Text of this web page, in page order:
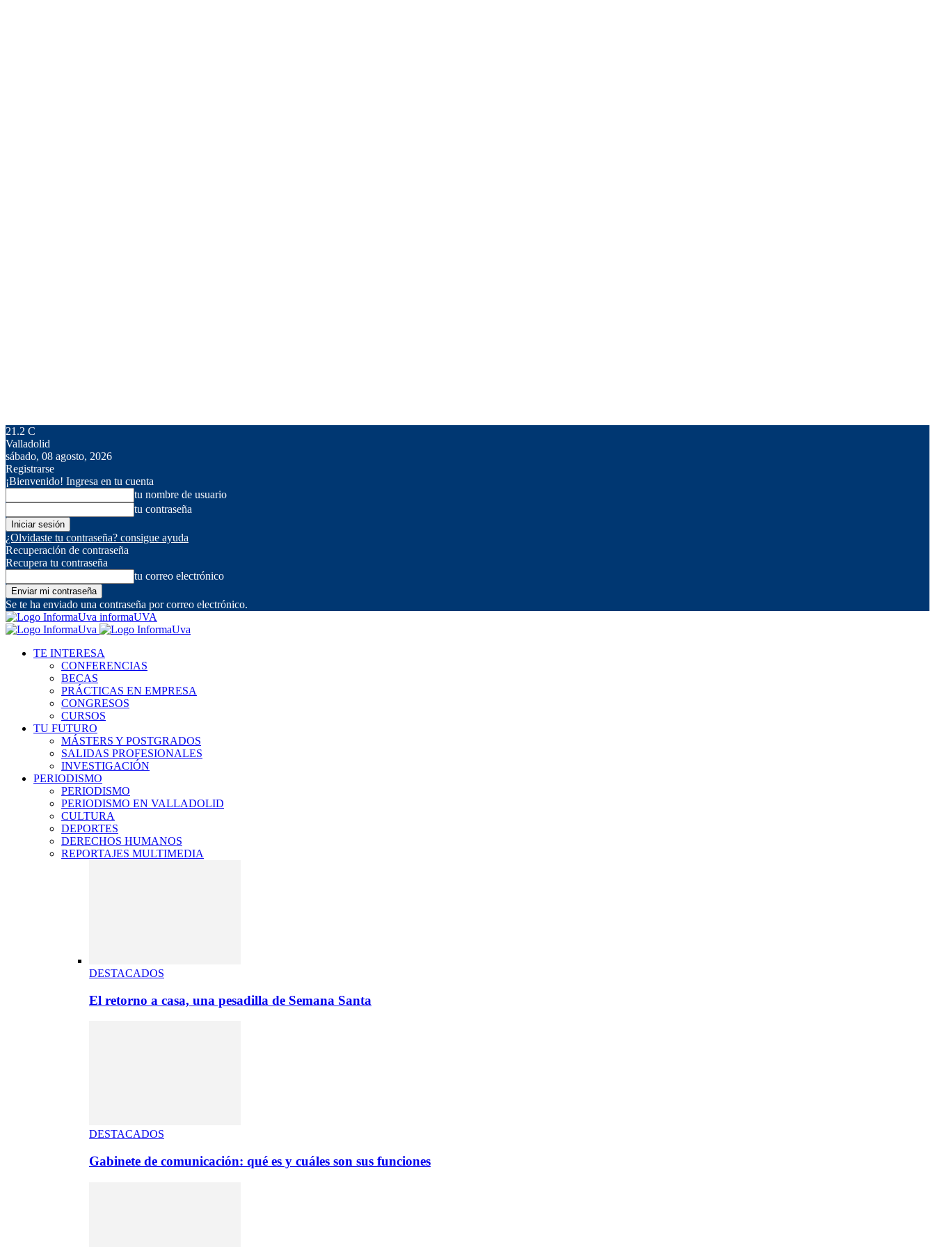
21.2 C
Valladolid
sábado, 08 agosto, 2026
Registrarse
¡Bienvenido! Ingresa en tu cuenta
tu nombre de usuario
tu contraseña
¿Olvidaste tu contraseña? consigue ayuda
Recuperación de contraseña
Recupera tu contraseña
tu correo electrónico
Se te ha enviado una contraseña por correo electrónico.
informaUVA
TE INTERESA
CONFERENCIAS
BECAS
PRÁCTICAS EN EMPRESA
CONGRESOS
CURSOS
TU FUTURO
MÁSTERS Y POSTGRADOS
SALIDAS PROFESIONALES
INVESTIGACIÓN
PERIODISMO
PERIODISMO
PERIODISMO EN VALLADOLID
CULTURA
DEPORTES
DERECHOS HUMANOS
REPORTAJES MULTIMEDIA
DESTACADOS
El retorno a casa, una pesadilla de Semana Santa
DESTACADOS
Gabinete de comunicación: qué es y cuáles son sus funciones